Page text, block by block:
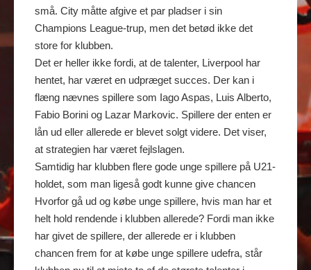
små. City måtte afgive et par pladser i sin
Champions League-trup, men det betød ikke det
store for klubben.
Det er heller ikke fordi, at de talenter, Liverpool har
hentet, har været en udpræget succes. Der kan i
flæng nævnes spillere som Iago Aspas, Luis Alberto,
Fabio Borini og Lazar Markovic. Spillere der enten er
lån ud eller allerede er blevet solgt videre. Det viser,
at strategien har været fejlslagen.
Samtidig har klubben flere gode unge spillere på U21-
holdet, som man ligeså godt kunne give chancen
Hvorfor gå ud og købe unge spillere, hvis man har et
helt hold rendende i klubben allerede? Fordi man ikke
har givet de spillere, der allerede er i klubben
chancen frem for at købe unge spillere udefra, står